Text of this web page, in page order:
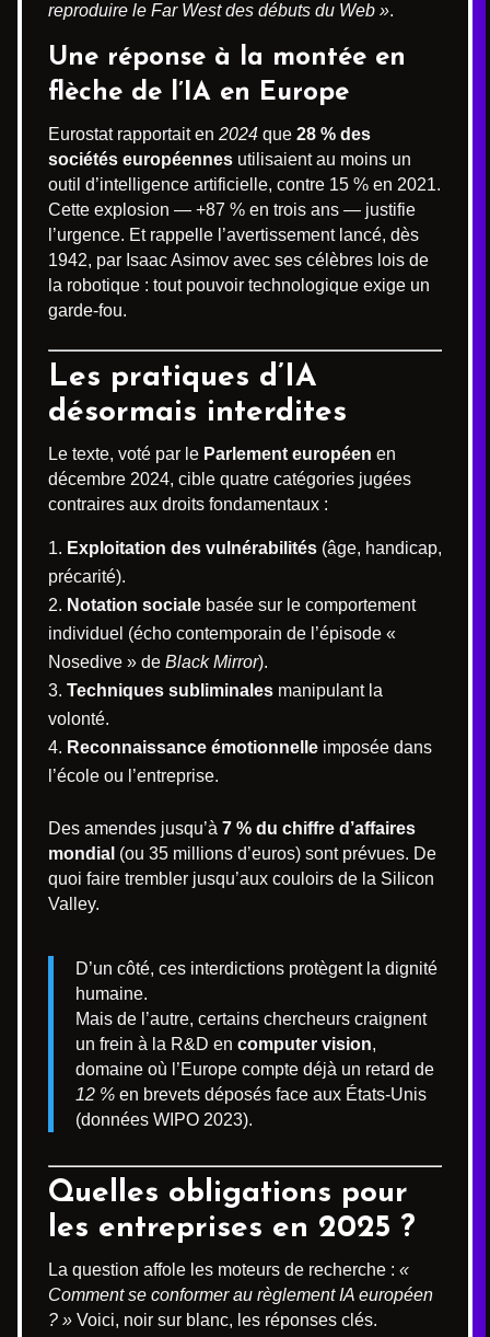
reproduire le Far West des débuts du Web ».
Une réponse à la montée en
flèche de l’IA en Europe
Eurostat rapportait en 2024 que 28 % des
sociétés européennes utilisaient au moins un
outil d’intelligence artificielle, contre 15 % en 2021.
Cette explosion — +87 % en trois ans — justifie
l’urgence. Et rappelle l’avertissement lancé, dès
1942, par Isaac Asimov avec ses célèbres lois de
la robotique : tout pouvoir technologique exige un
garde-fou.
Les pratiques d’IA
désormais interdites
Le texte, voté par le Parlement européen en
décembre 2024, cible quatre catégories jugées
contraires aux droits fondamentaux :
Exploitation des vulnérabilités (âge, handicap,
précarité).
Notation sociale basée sur le comportement
individuel (écho contemporain de l’épisode «
Nosedive » de Black Mirror).
Techniques subliminales manipulant la
volonté.
Reconnaissance émotionnelle imposée dans
l’école ou l’entreprise.
Des amendes jusqu’à 7 % du chiffre d’affaires
mondial (ou 35 millions d’euros) sont prévues. De
quoi faire trembler jusqu’aux couloirs de la Silicon
Valley.
D’un côté, ces interdictions protègent la dignité
humaine.
Mais de l’autre, certains chercheurs craignent
un frein à la R&D en computer vision,
domaine où l’Europe compte déjà un retard de
12 % en brevets déposés face aux États-Unis
(données WIPO 2023).
Quelles obligations pour
les entreprises en 2025 ?
La question affole les moteurs de recherche : «
Comment se conformer au règlement IA européen
? » Voici, noir sur blanc, les réponses clés.